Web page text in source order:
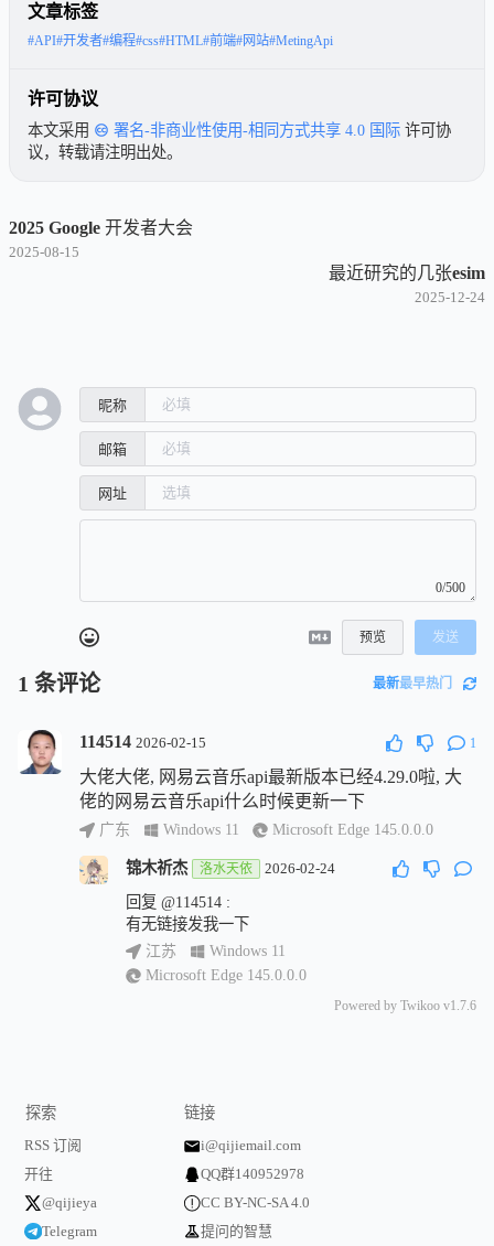
文章标签
#API#开发者#编程#css#HTML#前端#网站#MetingApi
许可协议
本文采用 署名-非商业性使用-相同方式共享 4.0 国际 许可协
议，转载请注明出处。
2025 Google 开发者大会
2025-08-15
最近研究的几张esim
2025-12-24
昵称
邮箱
网址
0/500
预览 发送
1 条评论 最新最早热门
114514 2026-02-15 1
大佬大佬, 网易云音乐api最新版本已经4.29.0啦, 大
佬的网易云音乐api什么时候更新一下
广东 Windows 11 Microsoft Edge 145.0.0.0
锦木祈杰 洛水天依 2026-02-24
回复 @114514:
有无链接发我一下
江苏
Windows 11
Microsoft Edge 145.0.0.0
Powered by Twikoo v1.7.6
探索
RSS 订阅
开往
@qijieya
Telegram
链接
i@qijiemail.com
QQ群140952978
CC BY-NC-SA 4.0
提问的智慧